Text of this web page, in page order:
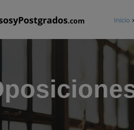
.com Inicio ›